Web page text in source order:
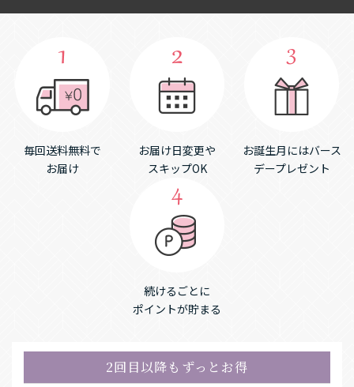
毎回送料無料で
お届け
お届け日変更や
スキップOK
お誕生月にはバース
デープレゼント
続けるごとに
ポイントが貯まる
2回目以降もずっとお得